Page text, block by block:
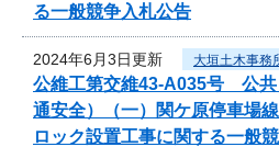
る一般競争入札公告
2024年6月3日更新 大垣土木事務
公維工第交維43-A035号 公共
通安全）（一）関ケ原停車場
ロック設置工事に関する一般